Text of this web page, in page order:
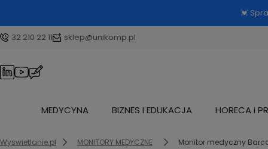
💓
32 210 22 11 sklep@unikomp.pl
MEDYCYNA BIZNES I EDUKACJA HORECA i
Wyswietlanie.pl MONITORY MEDYCZNE Monitor medyczny Barco